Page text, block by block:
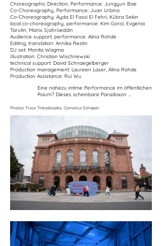
Choreographic Direction, Performance: Jungyun Bae
Co-Choreography, Performance: Juan Urbina
Co-Choreography: Ayda El Fassi El Fehri, Kübra Sekin
local co-choreography, performance: Kim Gorol, Evgenia
Tarutin, Manis Sjahroeddin
Audience support, performance: Alina Rohde
Editing, translation: Annika Restin
DJ set: Monita Wagma
Illustration: Christian Wischnewski
technical support: David Schnaegelberger
Production management: Laureen Laser, Alina Rohde
Production Assistance: Rui Wu
Eine nahezu intime Performance im öffentlichen
Raum? Dieses scheinbare Paradoxon
Tümay Kılınçel und Cornelius Schaper. Die
Tanzwunschmaschine funktioniert wie eine
umgebauten Wohnwagens eröffnet sich mitten
in der Stadt eine Miniaturbühne, die den
Besucher:innen die Programmwahl überlässt:
Der Gast entscheidet sich anhand einer Liste für
einen Tanz, der dann sofort live und nur für ihn
allein getanzt wird. Eine 1:1-Performance dauert
je nach Tanzauswahl zwischen drei und sieben
Minuten.
›kaleiDANCEscope‹ hinterfragt die Diversität im
Tanz: Wer tanzt und was ist der Tanz-Kanon?
Welche Körper bekommen im Theater- und
Ensemble besteht aus fünf Performer:innen,
sowohl professionellen Tänzer:innen als auch
Menschen ohne akademische Ausbildung. Zum
Photos: Fivos Theodosakis, Cornelius Schaper